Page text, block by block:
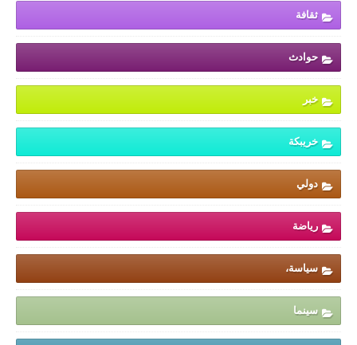
ثقافة
حوادث
خبر
خريبكة
دولي
رياضة
سياسة،
سينما